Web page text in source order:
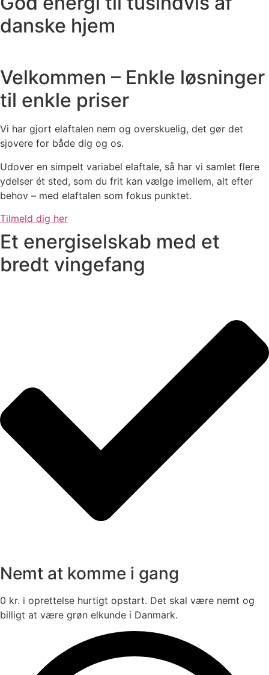
danske hjem
Velkommen – Enkle løsninger
til enkle priser
Vi har gjort elaftalen nem og overskuelig, det gør det
sjovere for både dig og os.
Udover en simpelt variabel elaftale, så har vi samlet flere
ydelser ét sted, som du frit kan vælge imellem, alt efter
behov – med elaftalen som fokus punktet.
Tilmeld dig her
Et energiselskab med et
bredt vingefang
Nemt at komme i gang
0 kr. i oprettelse hurtigt opstart. Det skal være nemt og
billigt at være grøn elkunde i Danmark.